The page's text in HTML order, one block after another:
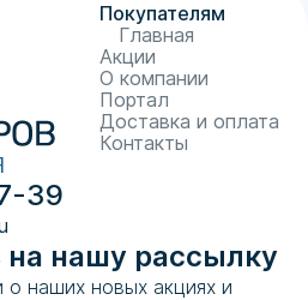
39
Покупателям
Главная
Акции
О компании
Портал
Доставка и оплата
Контакты
нашу рассылку
наших новых акциях и